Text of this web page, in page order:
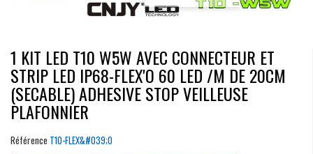
1 KIT LED T10 W5W AVEC CONNECTEUR ET
STRIP LED IP68-FLEX'O 60 LED /M DE 20CM
(SECABLE) ADHESIVE STOP VEILLEUSE
PLAFONNIER
Référence T10-FLEX&#039;O